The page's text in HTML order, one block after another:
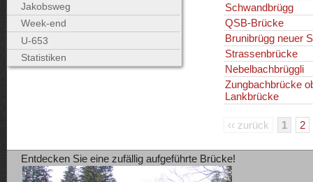
Schwandbrügg
QSB-Brücke
Brunibrügg neuer
Strassenbrücke
Nebelbachbrüggli
Zungbachbrücke
Lankbrücke
‹‹ zurück 1 2
Jakobsweg
Week-end
U-653
Statistiken
Entdecken Sie eine zufällig aufgeführte Brücke!